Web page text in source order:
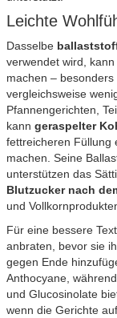
Leichte
Dasselbe
verwendet wird, kann
machen –
vergleichsweise
Pfannengerichten,
kann geraspelter
fettreicheren Füllung
machen. Seine
unterstützen das
Blutzucker nach
und
Für eine bessere
anbraten, bevor sie
gegen Ende
Anthocyane,
und Glucosinolate
wenn die Gerichte auf